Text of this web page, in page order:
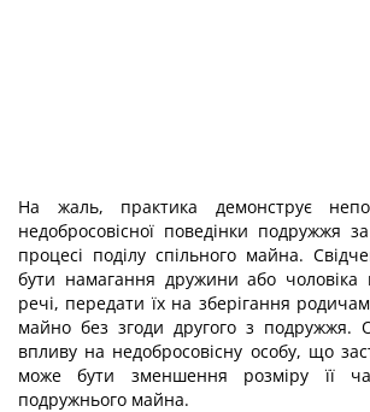
На жаль, практика демонструє
недобросовісної поведінки подружжя
процесі поділу спільного майна.
бути намагання дружини або чоловіка
речі, передати їх на зберігання
майно без згоди другого з подружжя.
впливу на недобросовісну особу, що
може бути зменшення розміру її
подружнього майна.